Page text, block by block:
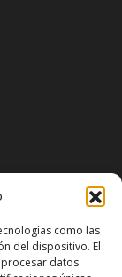
como las
del dispositivo. El
datos